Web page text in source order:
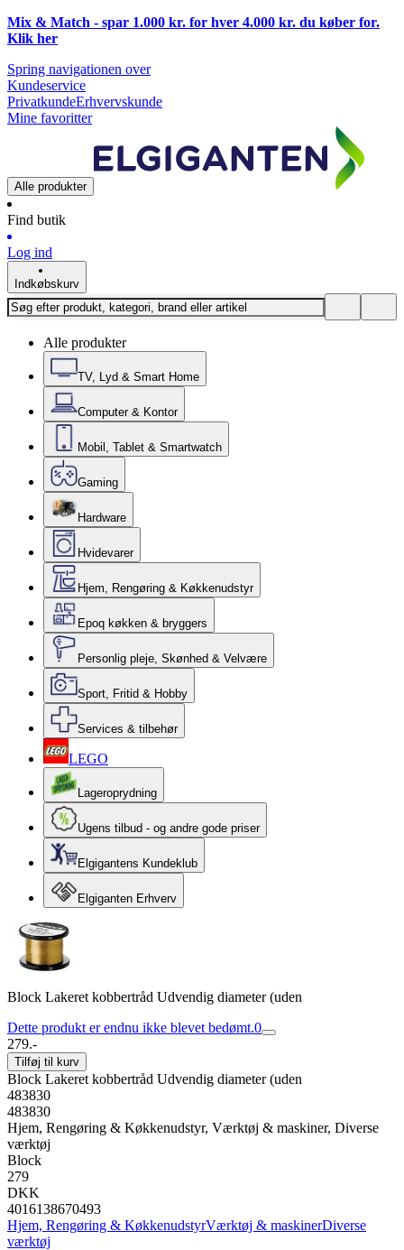
Mix & Match - spar 1.000 kr. for hver 4.000 kr. du køber for.
Klik her
Spring navigationen over
Kundeservice
PrivatkundeErhvervskunde
Mine favoritter
Alle produkter
Find butik
Log ind
Indkøbskurv
Alle produkter
TV, Lyd & Smart Home
Computer & Kontor
Mobil, Tablet & Smartwatch
Gaming
Hardware
Hvidevarer
Hjem, Rengøring & Køkkenudstyr
Epoq køkken & bryggers
Personlig pleje, Skønhed & Velvære
Sport, Fritid & Hobby
Services & tilbehør
LEGO
Lageroprydning
Ugens tilbud - og andre gode priser
Elgigantens Kundeklub
Elgiganten Erhverv
Block Lakeret kobbertråd Udvendig diameter (uden
Dette produkt er endnu ikke blevet bedømt.0
279.-
Tilføj til kurv
Block Lakeret kobbertråd Udvendig diameter (uden
483830
483830
Hjem, Rengøring & Køkkenudstyr, Værktøj & maskiner, Diverse
værktøj
Block
279
DKK
4016138670493
Hjem, Rengøring & KøkkenudstyrVærktøj & maskinerDiverse
værktøj